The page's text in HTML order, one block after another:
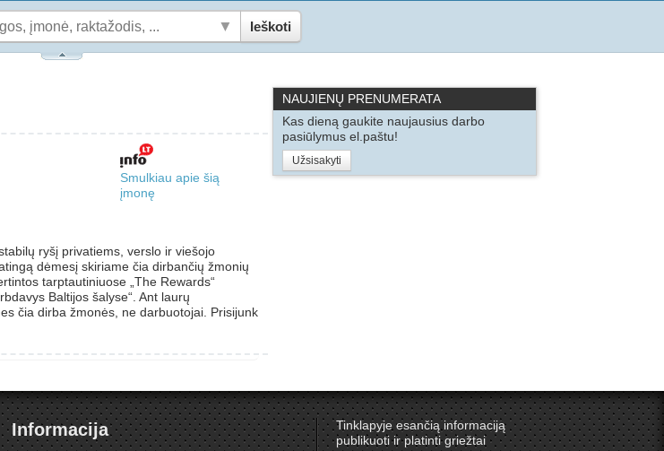
Ieškoti
Smulkiau apie šią
įmonę
ryšį privatiems, verslo ir viešojo
dėmesį skiriame čia dirbančių žmonių
tarptautiniuose „The Rewards“
Baltijos šalyse“. Ant laurų
čia dirba žmonės, ne darbuotojai. Prisijunk
NAUJIENŲ PRENUMERATA
Kas dieną gaukite naujausius darbo
pasiūlymus el.paštu!
Užsisakyti
Informacija
Tinklapyje esančią informaciją
publikuoti ir platinti griežtai